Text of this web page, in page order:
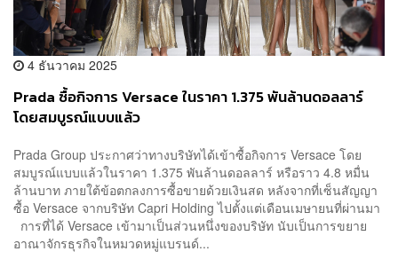
4 ธันวาคม 2025
Prada ซื้อกิจการ Versace ในราคา 1.375 พันล้านดอลลาร์
โดยสมบูรณ์แบบแล้ว
Prada Group ประกาศว่าทางบริษัทได้เข้าซื้อกิจการ Versace โดย
สมบูรณ์แบบแล้วในราคา 1.375 พันล้านดอลลาร์ หรือราว 4.8 หมื่น
ล้านบาท ภายใต้ข้อตกลงการซื้อขายด้วยเงินสด หลังจากที่เซ็นสัญญา
ซื้อ Versace จากบริษัท Capri Holding ไปตั้งแต่เดือนเมษายนที่ผ่านมา
การที่ได้ Versace เข้ามาเป็นส่วนหนึ่งของบริษัท นับเป็นการขยาย
อาณาจักรธุรกิจในหมวดหมู่แบรนด์...